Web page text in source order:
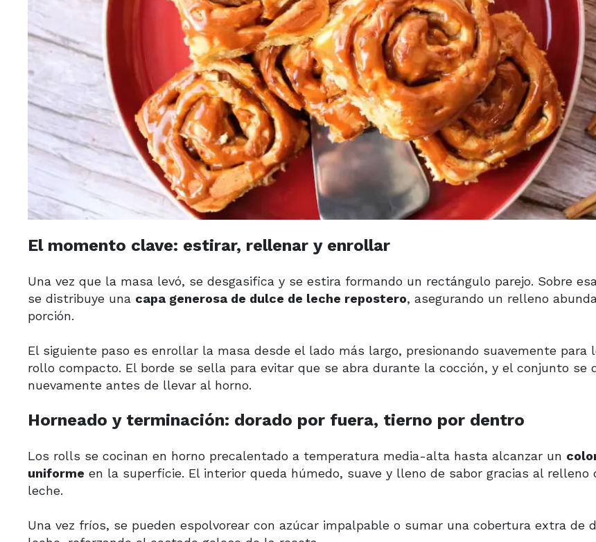
El momento clave: estirar, rellenar y enrollar
Una vez que la masa levó, se desgasifica y se estira formando un rectángulo parejo. Sobre
se distribuye una capa generosa de dulce de leche repostero, asegurando un relleno
porción.
El siguiente paso es enrollar la masa desde el lado más largo, presionando suavemente para
rollo compacto. El borde se sella para evitar que se abra durante la cocción, y el conjunto se
nuevamente antes de llevar al horno.
Horneado y terminación: dorado por fuera, tierno por dentro
Los rolls se cocinan en horno precalentado a temperatura media-alta hasta alcanzar un
uniforme en la superficie. El interior queda húmedo, suave y lleno de sabor gracias al relleno
leche.
Una vez fríos, se pueden espolvorear con azúcar impalpable o sumar una cobertura extra de